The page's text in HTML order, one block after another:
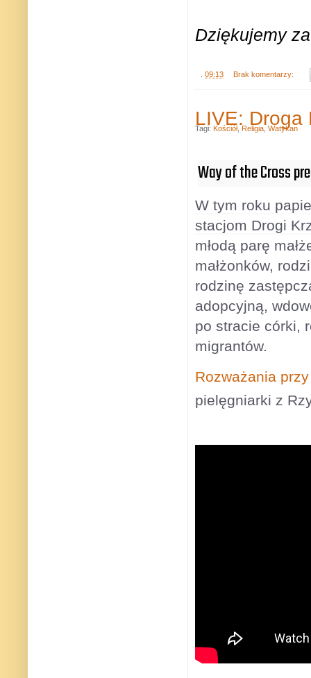
Dziękujemy
09:13 Brak komentarzy:
LIVE: Droga
Way of the Cross
W tym roku
stacjom Drogi
młodą parę
małżonków,
rodzinę
adopcyjną,
po stracie córki,
migrantów.
Rozważania
pielęgniarki z
Tagi: Kościół, Religia, Watykan